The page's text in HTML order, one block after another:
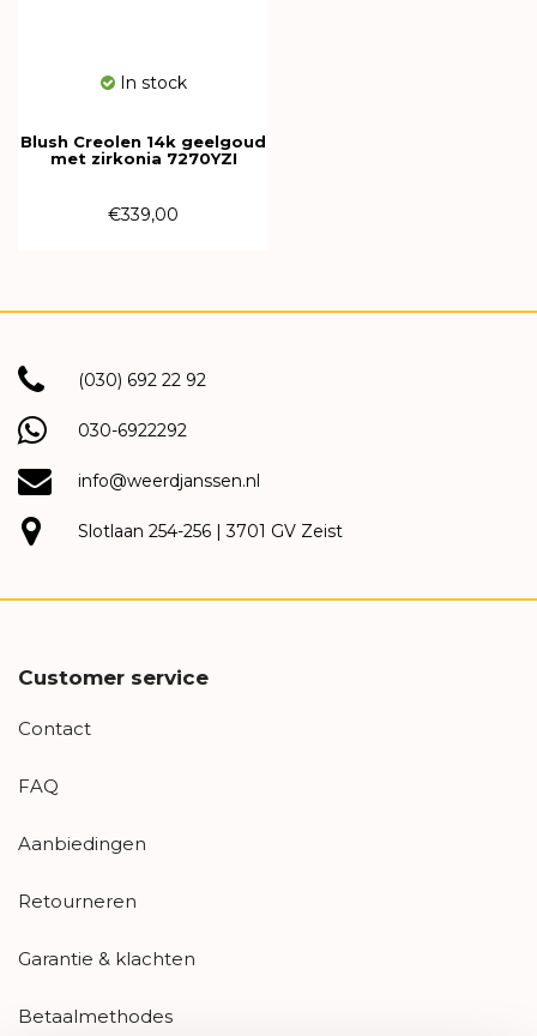
In stock
Blush Creolen 14k geelgoud
met zirkonia 7270YZI
€339,00
(030) 692 22 92
030-6922292
info@weerdjanssen.nl
Slotlaan 254-256 | 3701 GV Zeist
Customer service
Contact
FAQ
Aanbiedingen
Retourneren
Garantie & klachten
Betaalmethodes